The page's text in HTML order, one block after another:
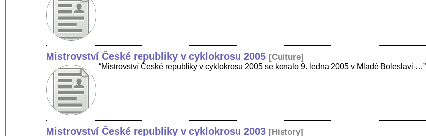
Mistrovství České republiky v cyklokrosu 2005 [Culture]
“Mistrovství České republiky v cyklokrosu 2005 se konalo 9. ledna 2005 v Mladé Boleslavi …”
Mistrovství České republiky v cyklokrosu 2003 [History]